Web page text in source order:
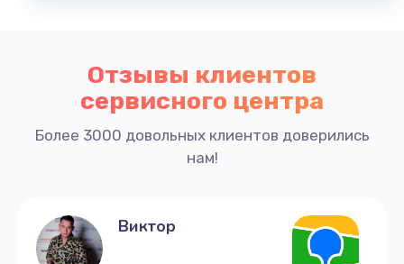
Отзывы клиентов
сервисного центра
Более 3000 довольных клиентов доверились
нам!
Виктор